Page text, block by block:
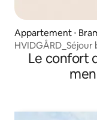
Appartement ⋅
Wadden
Le confort